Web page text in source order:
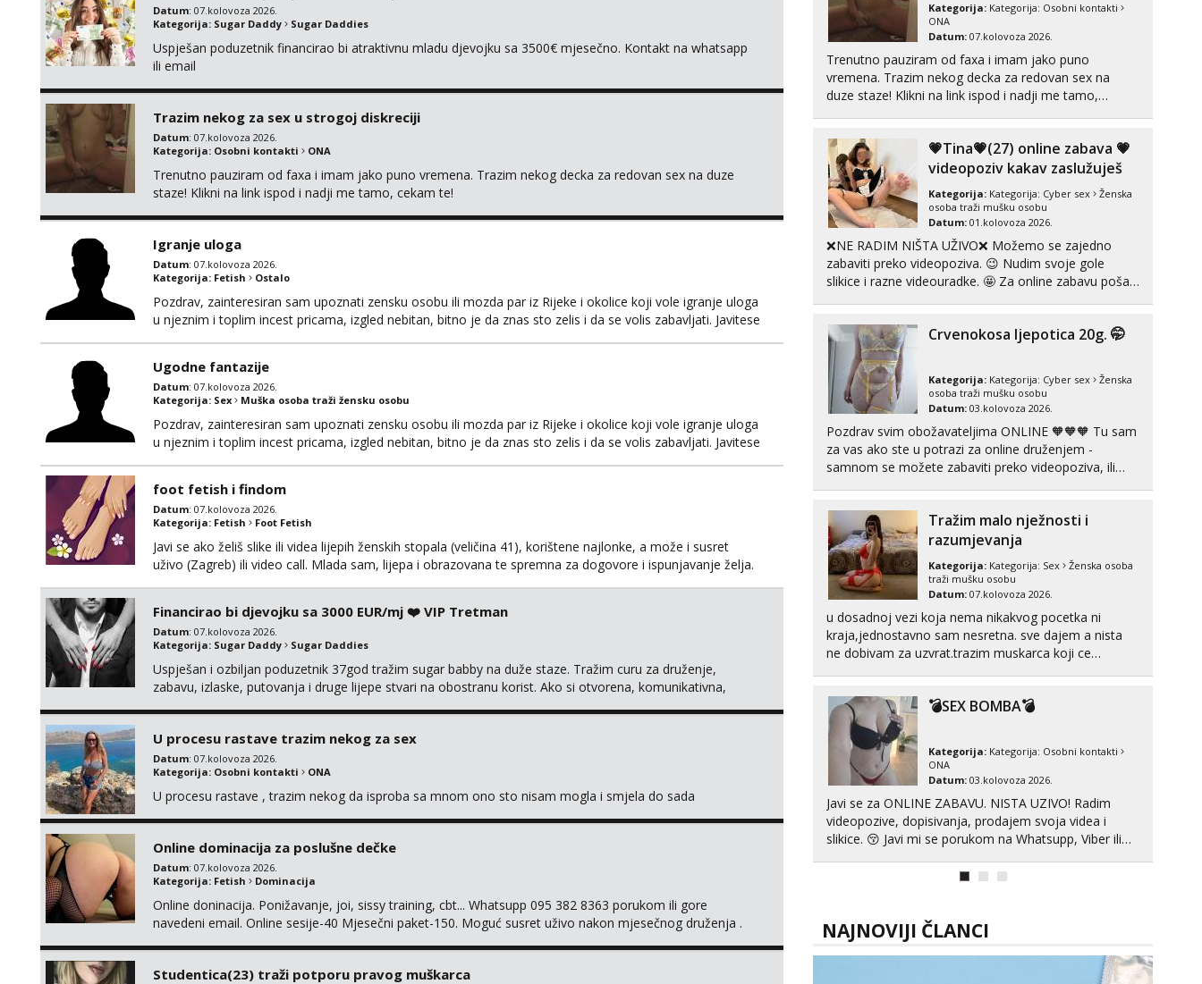
Datum: 07.kolovoza 2026.
Kategorija: Sugar Daddy Sugar Daddies
Uspješan poduzetnik financirao bi atraktivnu mladu djevojku sa 3500€ mjesečno. Kontakt na whatsapp
ili email
Trazim nekog za sex u strogoj diskreciji
Datum: 07.kolovoza 2026.
Kategorija: Osobni kontakti ONA
Trenutno pauziram od faxa i imam jako puno vremena. Trazim nekog decka za redovan sex na duze
staze! Klikni na link ispod i nadji me tamo, cekam te!
Igranje uloga
Datum: 07.kolovoza 2026.
Kategorija: Fetish Ostalo
Pozdrav, zainteresiran sam upoznati zensku osobu ili mozda par iz Rijeke i okolice koji vole igranje uloga
u njeznim i toplim incest pricama, izgled nebitan, bitno je da znas sto zelis i da se volis zabavljati. Javitese
Ugodne fantazije
Datum: 07.kolovoza 2026.
Kategorija: Sex Muška osoba traži žensku osobu
Pozdrav, zainteresiran sam upoznati zensku osobu ili mozda par iz Rijeke i okolice koji vole igranje uloga
u njeznim i toplim incest pricama, izgled nebitan, bitno je da znas sto zelis i da se volis zabavljati. Javitese
foot fetish i findom
Datum: 07.kolovoza 2026.
Kategorija: Fetish Foot Fetish
Javi se ako želiš slike ili videa lijepih ženskih stopala (veličina 41), korištene najlonke, a može i susret
uživo (Zagreb) ili video call. Mlada sam, lijepa i obrazovana te spremna za dogovore i ispunjavanje želja.
Financirao bi djevojku sa 3000 EUR/mj ❤️ VIP Tretman
Datum: 07.kolovoza 2026.
Kategorija: Sugar Daddy Sugar Daddies
Uspješan i ozbiljan poduzetnik 37god tražim sugar babby na duže staze. Tražim curu za druženje,
zabavu, izlaske, putovanja i druge lijepe stvari na obostranu korist. Ako si otvorena, komunikativna,
U procesu rastave trazim nekog za sex
Datum: 07.kolovoza 2026.
Kategorija: Osobni kontakti ONA
U procesu rastave , trazim nekog da isproba sa mnom ono sto nisam mogla i smjela do sada
Online dominacija za poslušne dečke
Datum: 07.kolovoza 2026.
Kategorija: Fetish Dominacija
Online doninacija. Ponižavanje, joi, sissy training, cbt... Whatsupp 095 382 8363 porukom ili gore
navedeni email. Online sesije-40 Mjesečni paket-150. Moguć susret uživo nakon mjesečnog druženja .
Studentica(23) traži potporu pravog muškarca
Tel: 064/677-677- Kod: #160
tel:0,93€ - mob:1,12€ min
Monika
Čekam tvoj poziv!
Tel:064/677-677- Kod: #133
tel:0,93€ - mob:1,12€ min
Žana
Čekam tvoj poziv!
Tel: 064/677-677- Kod: #135
tel:0,93€ - mob:1,12€ min
Ivančica
Čekam tvoj poziv!
Tel: 064/677-677 - Kod: #108
tel:0,93€ - mob:1,12€ min
Zara
064/677-677- Kod: #123
tel:0,93€ - mob:1,12€ min
Anđela
Čekam tvoj poziv!
- Kod: #142
tel:0,93€ - mob:1,12€ min
Kategorija: Kategorija: Osobni kontakti
ONA
Datum: 07.kolovoza 2026.
Trenutno pauziram od faxa i imam jako puno
vremena. Trazim nekog decka za redovan sex na
duze staze! Klikni na link ispod i nadji me tamo,
💗Tina💗(27) online zabava 💗
videopoziv kakav zaslužuješ
Kategorija: Kategorija: Cyber sex
Ženska
osoba traži mušku osobu
Datum: 01.kolovoza 2026.
❌NE RADIM NIŠTA UŽIVO❌ Možemo se zajedno
zabaviti preko videopoziva. 😉 Nudim svoje gole
slikice i razne videouradke. 🤩 Za online zabavu pošalji
vidjeti na videopozivu. 😉 S vama sam vec 5 ...
Crvenokosa ljepotica 20g. 🤭
Kategorija: Kategorija: Cyber sex
Ženska
osoba traži mušku osobu
Datum: 03.kolovoza 2026.
Pozdrav svim obožavateljima ONLINE 🧡🧡🧡 Tu sam
za vas ako ste u potrazi za online druženjem -
samnom se možete zabaviti preko videopoziva, ili
tipkanja uz slike i hot line pozive. Za vas sam
pripremila ...
Tražim malo nježnosti i
razumjevanja
Kategorija: Kategorija: Sex
Ženska osoba
traži mušku osobu
Datum: 07.kolovoza 2026.
u dosadnoj vezi koja nema nikakvog pocetka ni
kraja,jednostavno sam nesretna. sve dajem a nista
ne dobivam za uzvrat.trazim muskarca koji ce
poljupce po tijelu koji me jako pale,obozavam kad
muskar...
💣SEX BOMBA💣
Kategorija: Kategorija: Osobni kontakti
ONA
Datum: 03.kolovoza 2026.
Javi se za ONLINE ZABAVU. NISTA UZIVO! Radim
videopozive, dopisivanja, prodajem svoja videa i
slikice. 😚 Javi mi se porukom na Whatsupp, Viber ili
NAJNOVIJI ČLANCI